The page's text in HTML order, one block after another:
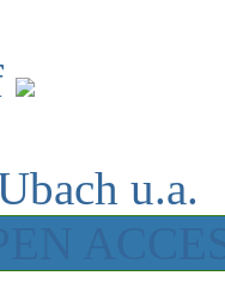
u.a.